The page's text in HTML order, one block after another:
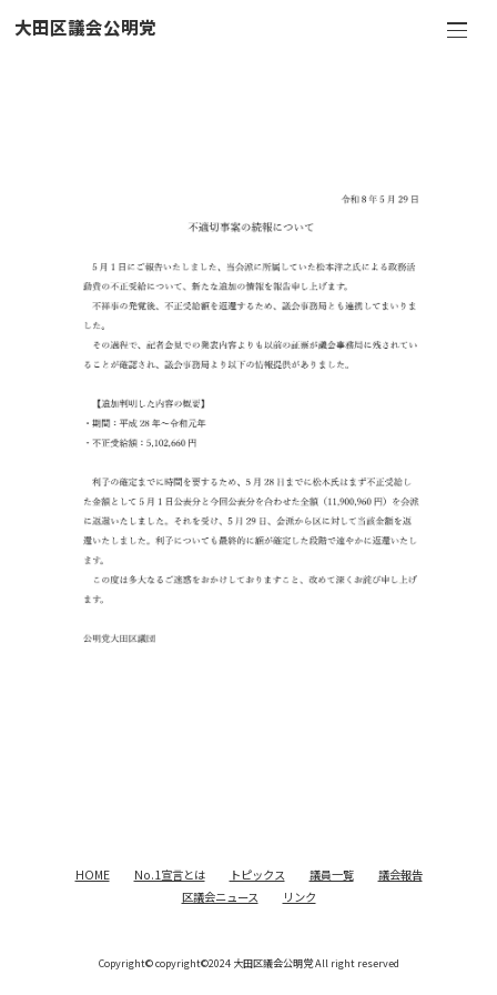
大田区議会公明党
HOME No.1宣言とは トピックス 議員一覧
議会報告
区議会ニュース
リンク
Copyright©copyright©2024 大田区議会公明党 All right reserved